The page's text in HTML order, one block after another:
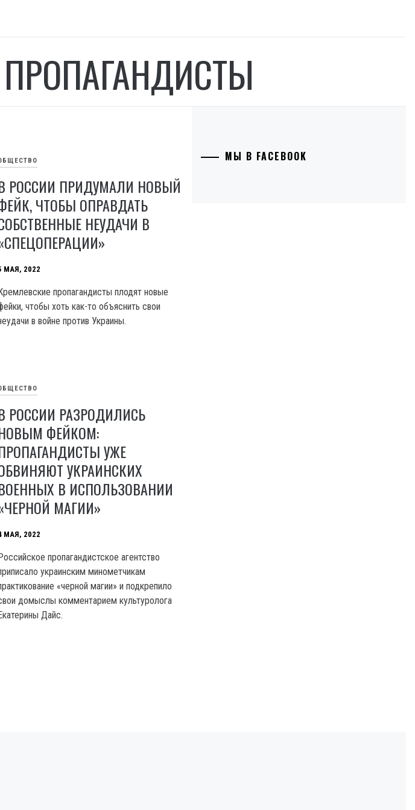
РОССИИ ПРИДУМАЛИ НОВЫЙ
ЧТОБЫ ОПРАВДАТЬ
НЕУДАЧИ В
МАЯ, 2022
пропагандисты плодят новые
чтобы хоть как-то объяснить свои
в войне против Украины.
РОССИИ РАЗРОДИЛИСЬ
ФЕЙКОМ:
УЖЕ
УКРАИНСКИХ
В ИСПОЛЬЗОВАНИИ
МАГИИ»
МАЯ, 2022
пропагандистское агентство
украинским минометчикам
«черной магии» и подкрепило
домыслы комментарием культуролога
Дайс.
МЫ В FACEBOOK